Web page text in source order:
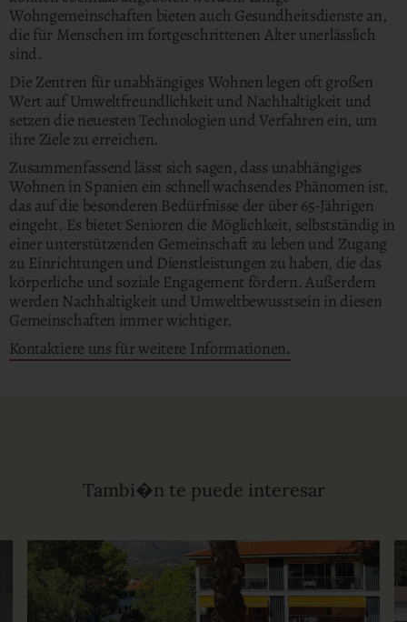
Wohngemeinschaften bieten auch Gesundheitsdienste an,
die für Menschen im fortgeschrittenen Alter unerlässlich
sind.
Die Zentren für unabhängiges Wohnen legen oft großen
Wert auf Umweltfreundlichkeit und Nachhaltigkeit und
setzen die neuesten Technologien und Verfahren ein, um
ihre Ziele zu erreichen.
Zusammenfassend lässt sich sagen, dass unabhängiges
Wohnen in Spanien ein schnell wachsendes Phänomen ist,
das auf die besonderen Bedürfnisse der über 65-Jährigen
eingeht. Es bietet Senioren die Möglichkeit, selbstständig in
einer unterstützenden Gemeinschaft zu leben und Zugang
zu Einrichtungen und Dienstleistungen zu haben, die das
körperliche und soziale Engagement fördern. Außerdem
werden Nachhaltigkeit und Umweltbewusstsein in diesen
Gemeinschaften immer wichtiger.
Kontaktiere uns für weitere Informationen.
Tambi�n te puede interesar